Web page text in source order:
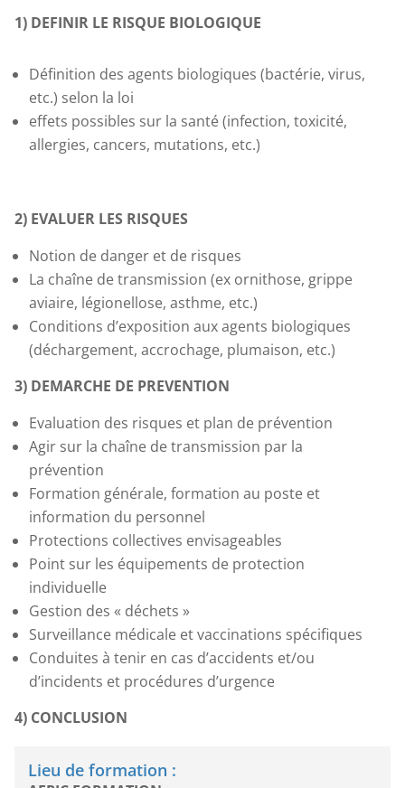
1) DEFINIR LE RISQUE BIOLOGIQUE
Définition des agents biologiques (bactérie, virus,
etc.) selon la loi
effets possibles sur la santé (infection, toxicité,
allergies, cancers, mutations, etc.)
2) EVALUER LES RISQUES
Notion de danger et de risques
La chaîne de transmission (ex ornithose, grippe
aviaire, légionellose, asthme, etc.)
Conditions d’exposition aux agents biologiques
(déchargement, accrochage, plumaison, etc.)
3) DEMARCHE DE PREVENTION
Evaluation des risques et plan de prévention
Agir sur la chaîne de transmission par la
prévention
Formation générale, formation au poste et
information du personnel
Protections collectives envisageables
Point sur les équipements de protection
individuelle
Gestion des « déchets »
Surveillance médicale et vaccinations spécifiques
Conduites à tenir en cas d’accidents et/ou
d’incidents et procédures d’urgence
4) CONCLUSION
Lieu de formation :